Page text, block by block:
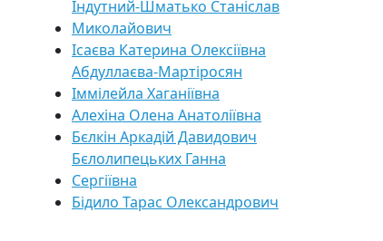
Індутний-Шматько Станіслав
Миколайович
Ісаєва Катерина Олексіївна
Абдуллаєва-Мартіросян
Іммілейла Хаганіївна
Алехіна Олена Анатоліївна
Бєлкін Аркадій Давидович
Бєлолипецьких Ганна
Сергіївна
Бідило Тарас Олександрович